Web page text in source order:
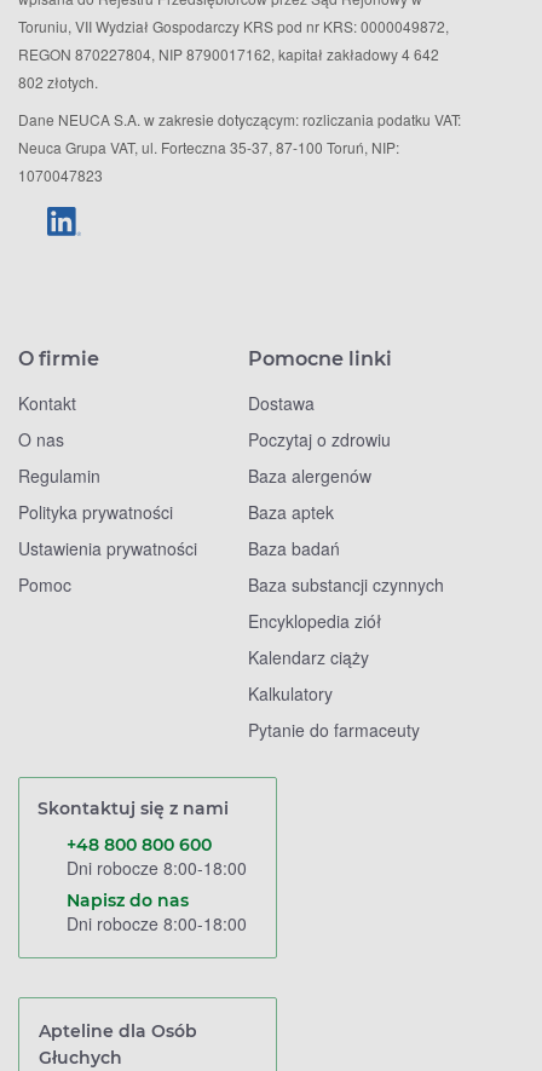
Toruniu, VII Wydział Gospodarczy KRS pod nr KRS: 0000049872,
REGON 870227804, NIP 8790017162, kapitał zakładowy 4 642
802 złotych.
Dane NEUCA S.A. w zakresie dotyczącym: rozliczania podatku VAT:
Neuca Grupa VAT, ul. Forteczna 35-37, 87-100 Toruń, NIP:
1070047823
O firmie
Kontakt
O nas
Regulamin
Polityka prywatności
Ustawienia prywatności
Pomoc
Pomocne linki
Dostawa
Poczytaj o zdrowiu
Baza alergenów
Baza aptek
Baza badań
Baza substancji czynnych
Encyklopedia ziół
Kalendarz ciąży
Kalkulatory
Pytanie do farmaceuty
Skontaktuj się z nami
+48 800 800 600
Dni robocze 8:00-18:00
Napisz do nas
Dni robocze 8:00-18:00
Apteline dla Osób
Głuchych